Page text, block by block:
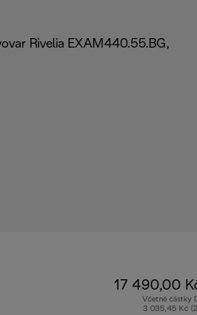
17 490,00
Včetně částky
3 035,45 Kč